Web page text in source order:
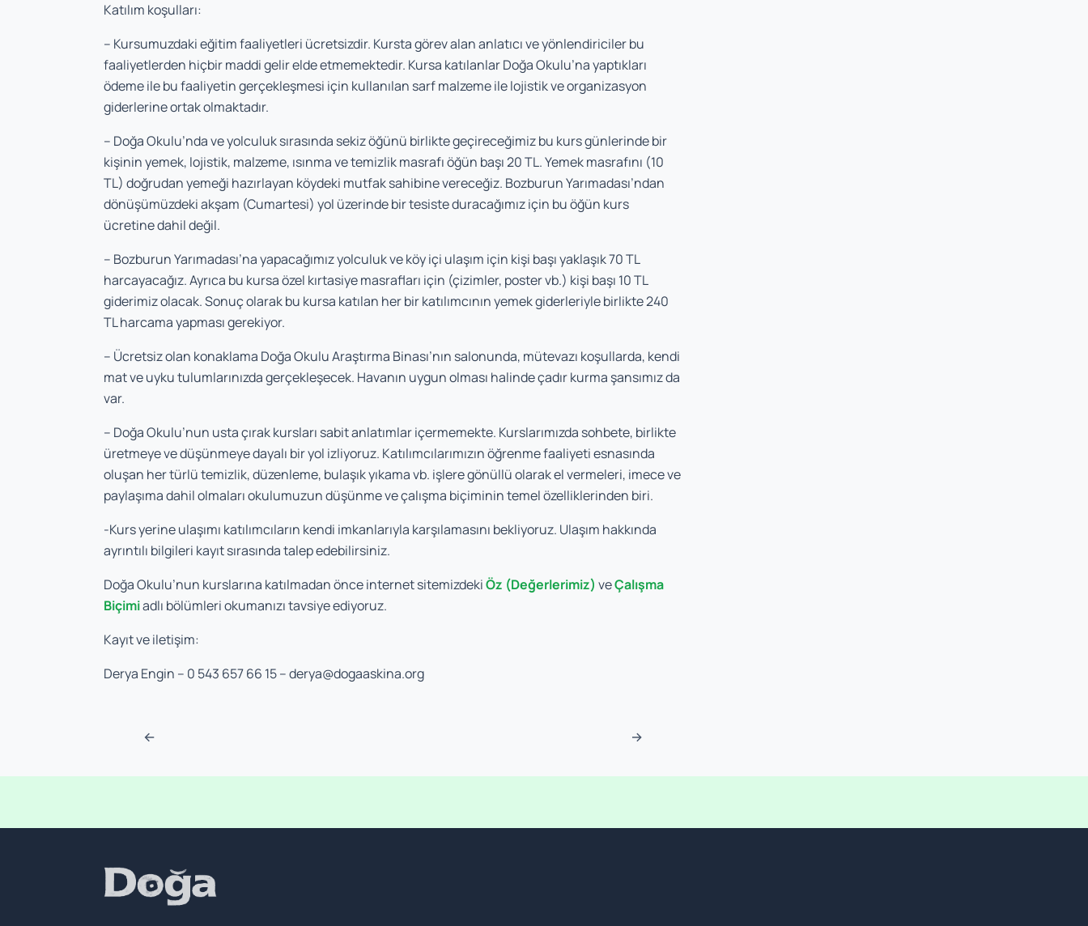
Katılım koşulları:
– Kursumuzdaki eğitim faaliyetleri ücretsizdir. Kursta görev alan anlatıcı ve yönlendiriciler bu
faaliyetlerden hiçbir maddi gelir elde etmemektedir. Kursa katılanlar Doğa Okulu’na yaptıkları
ödeme ile bu faaliyetin gerçekleşmesi için kullanılan sarf malzeme ile lojistik ve organizasyon
giderlerine ortak olmaktadır.
– Doğa Okulu’nda ve yolculuk sırasında sekiz öğünü birlikte geçireceğimiz bu kurs günlerinde bir
kişinin yemek, lojistik, malzeme, ısınma ve temizlik masrafı öğün başı 20 TL. Yemek masrafını (10
TL) doğrudan yemeği hazırlayan köydeki mutfak sahibine vereceğiz. Bozburun Yarımadası’ndan
dönüşümüzdeki akşam (Cumartesi) yol üzerinde bir tesiste duracağımız için bu öğün kurs
ücretine dahil değil.
– Bozburun Yarımadası’na yapacağımız yolculuk ve köy içi ulaşım için kişi başı yaklaşık 70 TL
harcayacağız. Ayrıca bu kursa özel kırtasiye masrafları için (çizimler, poster vb.) kişi başı 10 TL
giderimiz olacak. Sonuç olarak bu kursa katılan her bir katılımcının yemek giderleriyle birlikte 240
TL harcama yapması gerekiyor.
– Ücretsiz olan konaklama Doğa Okulu Araştırma Binası’nın salonunda, mütevazı koşullarda, kendi
mat ve uyku tulumlarınızda gerçekleşecek. Havanın uygun olması halinde çadır kurma şansımız da
var.
– Doğa Okulu’nun usta çırak kursları sabit anlatımlar içermemekte. Kurslarımızda sohbete, birlikte
üretmeye ve düşünmeye dayalı bir yol izliyoruz. Katılımcılarımızın öğrenme faaliyeti esnasında
oluşan her türlü temizlik, düzenleme, bulaşık yıkama vb. işlere gönüllü olarak el vermeleri, imece ve
paylaşıma dahil olmaları okulumuzun düşünme ve çalışma biçiminin temel özelliklerinden biri.
-Kurs yerine ulaşımı katılımcıların kendi imkanlarıyla karşılamasını bekliyoruz. Ulaşım hakkında
ayrıntılı bilgileri kayıt sırasında talep edebilirsiniz.
Doğa Okulu’nun kurslarına katılmadan önce internet sitemizdekiÖz (Değerlerimiz) veÇalışma
Biçimiadlı bölümleri okumanızı tavsiye ediyoruz.
Kayıt ve iletişim:
Derya Engin – 0 543 657 66 15 –derya@dogaaskina.org
Navigasyon sonrası
← →